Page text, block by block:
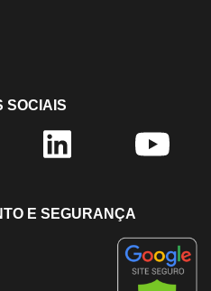
SOCIAIS
E SEGURANÇA